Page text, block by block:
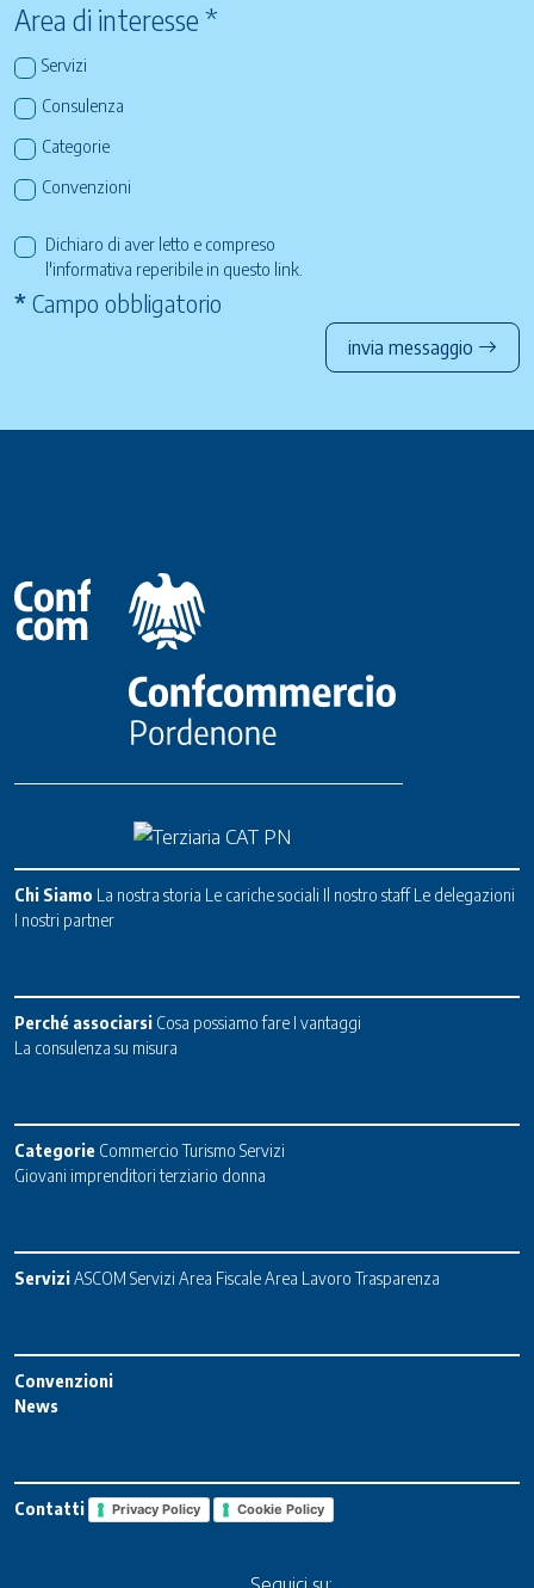
Area di interesse *
Servizi
Consulenza
Categorie
Convenzioni
Dichiaro di aver letto e compreso
l'informativa reperibile in questo link
* Campo obbligatorio
invia messaggio
Chi Siamo La nostra storia Le cariche sociali Il nostro staff Le delegazioni
I nostri partner
Perché associarsi Cosa possiamo fare I vantaggi
La consulenza su misura
Categorie Commercio Turismo Servizi
Giovani imprenditori terziario donna
ServiziASCOM Servizi Area FiscaleArea Lavoro Trasparenza
Convenzioni
News
Contatti Privacy Policy Cookie Policy